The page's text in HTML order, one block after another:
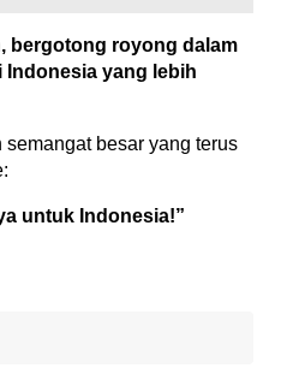
bergotong royong dalam
Indonesia yang lebih
besar yang terus
untuk Indonesia!”